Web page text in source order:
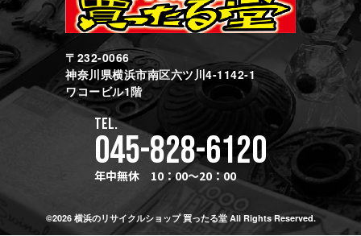
〒232-0066
神奈川県横浜市南区六ツ川4-1142-1
ワコービル1階
TEL.
045-828-6120
年中無休 10：00～20：00
©2026 横浜のリサイクルショップ 買ったる堂 All Rights Reserved.